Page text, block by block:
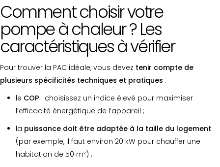
Comment choisir votre
pompe à chaleur ? Les
caractéristiques à vérifier
Pour trouver la PAC idéale, vous devez tenir compte de
plusieurs spécificités techniques et pratiques :
le COP : choisissez un indice élevé pour maximiser
l’efficacité énergétique de l’appareil ;
la puissance doit être adaptée à la taille du logement
(par exemple, il faut environ 20 kW pour chauffer une
habitation de 50 m²) ;